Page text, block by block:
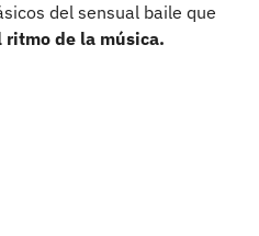
del sensual baile que
ritmo de la música.